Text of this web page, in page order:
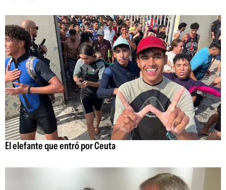
El elefante que entró por Ceuta